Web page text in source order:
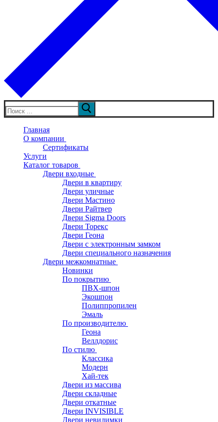
Искать:
Главная
О компании
Сертификаты
Услуги
Каталог товаров
Двери входные
Двери в квартиру
Двери уличные
Двери Мастино
Двери Райтвер
Двери Sigma Doors
Двери Торекс
Двери Геона
Двери с электронным замком
Двери специального назначения
Двери межкомнатные
Новинки
По покрытию
ПВХ-шпон
Экошпон
Полиппропилен
Эмаль
По производителю
Геона
Веллдорис
По стилю
Классика
Модерн
Хай-тек
Двери из массива
Двери складные
Двери откатные
Двери INVISIBLE
Двери невидимки